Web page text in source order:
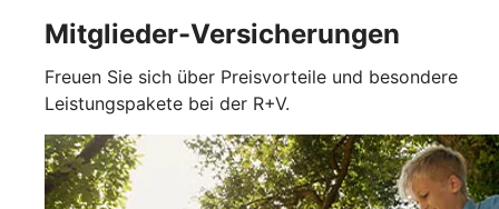
Mitglieder-Versicherungen
Freuen Sie sich über Preisvorteile und besondere
Leistungspakete bei der R+V.